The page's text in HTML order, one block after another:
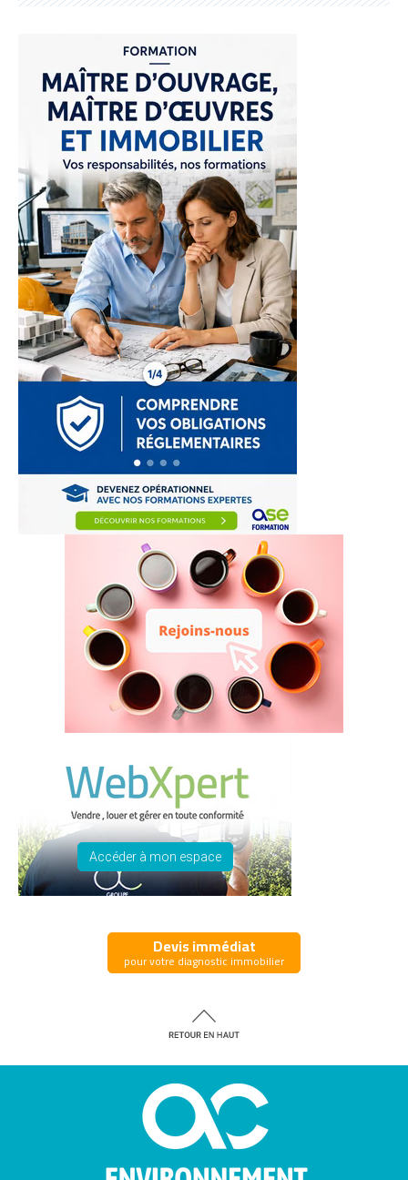
Accéder à mon espace
Devis immédiat
pour votre diagnostic immobilier